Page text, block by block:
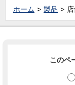
ホーム 製品
このペ